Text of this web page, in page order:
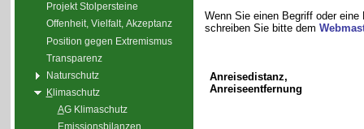
Projekt Stolpersteine
Offenheit, Vielfalt, Akzeptanz
Position gegen Extremismus
Transparenz
Naturschutz
Klimaschutz
AG Klimaschutz
Emissionsbilanzen
Wenn Sie einen Begriff oder
schreiben Sie bitte dem
Anreisedistanz,
Anreiseentfernung